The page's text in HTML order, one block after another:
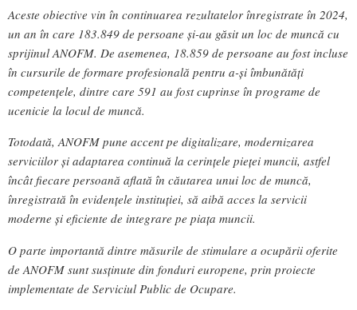
Aceste obiective vin în continuarea rezultatelor înregistrate în 2024,
un an în care 183.849 de persoane și-au găsit un loc de muncă cu
sprijinul ANOFM. De asemenea, 18.859 de persoane au fost incluse
în cursurile de formare profesională pentru a-și îmbunătăți
competențele, dintre care 591 au fost cuprinse în programe de
ucenicie la locul de muncă.
Totodată, ANOFM pune accent pe digitalizare, modernizarea
serviciilor și adaptarea continuă la cerințele pieței muncii, astfel
încât fiecare persoană aflată în căutarea unui loc de muncă,
înregistrată în evidențele instituției, să aibă acces la servicii
moderne și eficiente de integrare pe piața muncii.
O parte importantă dintre măsurile de stimulare a ocupării oferite
de ANOFM sunt susținute din fonduri europene, prin proiecte
implementate de Serviciul Public de Ocupare.